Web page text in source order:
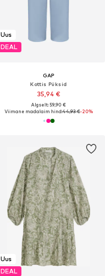
Uus
DEAL
GAP
Kottis Püksid
35,94 €
Algselt: 59,90 €
Viimane madalaim hind:44,93 €-20%
Uus
DEAL